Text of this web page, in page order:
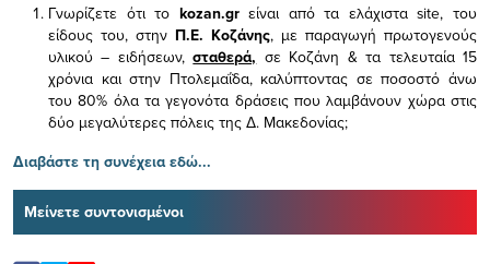
Γνωρίζετε ότι το kozan.gr είναι από τα ελάχισταsite, του
είδους του, στην Π.Ε. Κοζάνης, με παραγωγή πρωτογενούς
υλικού – ειδήσεων,σταθερά, σε Κοζάνη & τα τελευταία 15
χρόνια και στην Πτολεμαΐδα, καλύπτοντας σε ποσοστό άνω
του 80% όλα τα γεγονότα δράσεις που λαμβάνουν χώρα στις
δύο μεγαλύτερες πόλεις της Δ. Μακεδονίας;
Διαβάστε τη συνέχεια εδώ...
Μείνετε συντονισμένοι